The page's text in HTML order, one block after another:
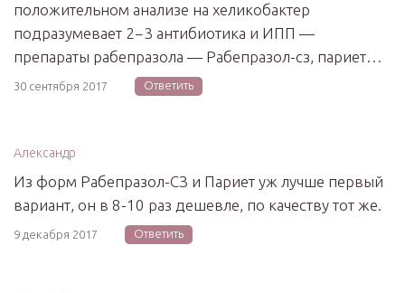
положительном анализе на хеликобактер
подразумевает 2−3 антибиотика и ИПП —
препараты рабепразола — Рабепразол-сз, париет…
30 сентября 2017 Ответить
Александр
Из форм Рабепразол-СЗ и Париет уж лучше первый
вариант, он в 8-10 раз дешевле, по качеству тот же.
9 декабря 2017 Ответить